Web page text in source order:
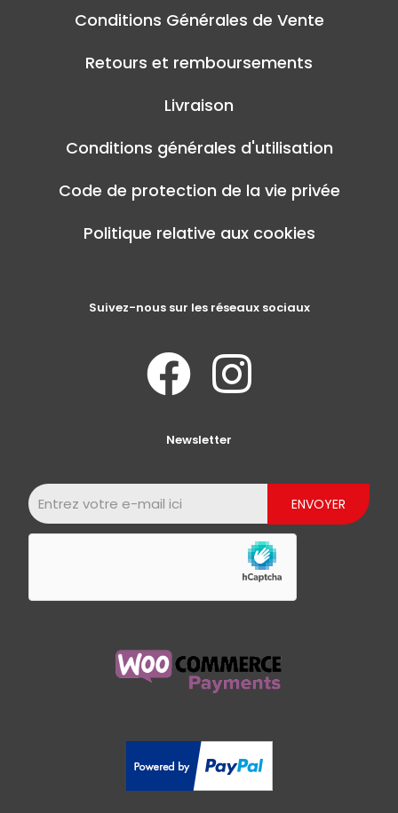
Conditions Générales de Vente
Retours et remboursements
Livraison
Conditions générales d'utilisation
Code de protection de la vie privée
Politique relative aux cookies
Suivez-nous sur les réseaux sociaux
Newsletter